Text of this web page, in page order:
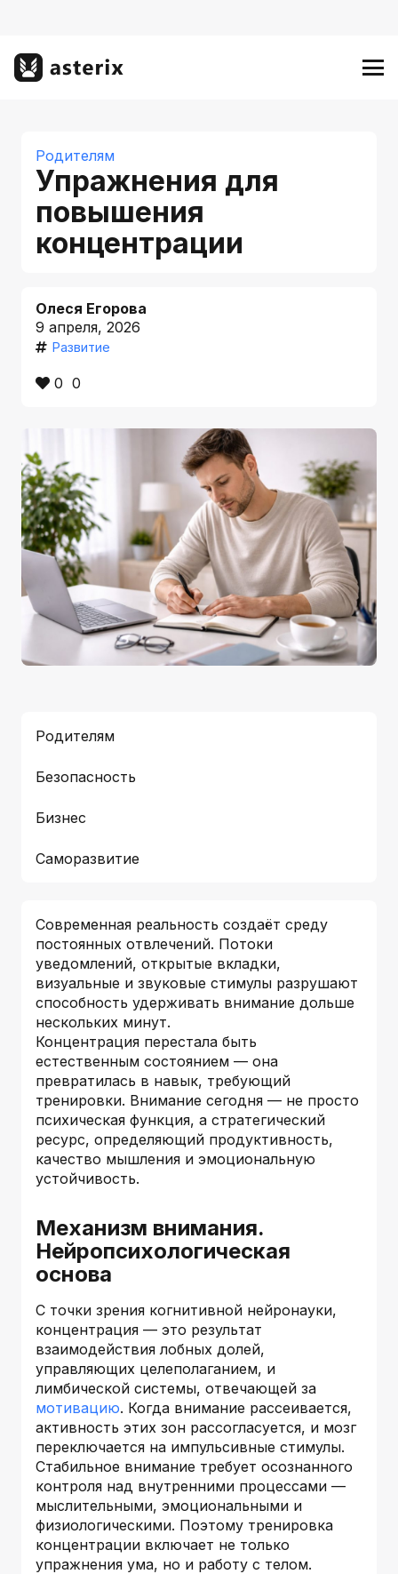
Родителям
Упражнения для
повышения
концентрации
Олеся Егорова
9 апреля, 2026
Развитие
0 0
Родителям
Безопасность
Бизнес
Саморазвитие
Современная реальность создаёт среду
постоянных отвлечений. Потоки
уведомлений, открытые вкладки,
визуальные и звуковые стимулы разрушают
способность удерживать внимание дольше
нескольких минут.
Концентрация перестала быть
естественным состоянием — она
превратилась в навык, требующий
тренировки. Внимание сегодня — не просто
психическая функция, а стратегический
ресурс, определяющий продуктивность,
качество мышления и эмоциональную
устойчивость.
Механизм внимания.
Нейропсихологическая
основа
С точки зрения когнитивной нейронауки,
концентрация — это результат
взаимодействия лобных долей,
управляющих целеполаганием, и
лимбической системы, отвечающей за
мотивацию. Когда внимание рассеивается,
активность этих зон рассогласуется, и мозг
переключается на импульсивные стимулы.
Стабильное внимание требует осознанного
контроля над внутренними процессами —
мыслительными, эмоциональными и
физиологическими. Поэтому тренировка
концентрации включает не только
упражнения ума, но и работу с телом.